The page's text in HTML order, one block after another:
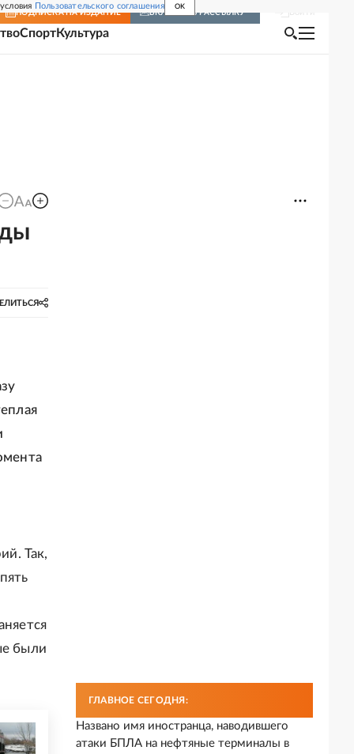
Пользовательского соглашения OK
ПОДПИСКА НА ИЗДАНИЕ ВКЛЮЧИТЬ РАССЫЛКУ
СпортКультура
Так,
были
ГЛАВНОЕ СЕГОДНЯ:
Названо имя иностранца, наводившего
атаки БПЛА на нефтяные терминалы в